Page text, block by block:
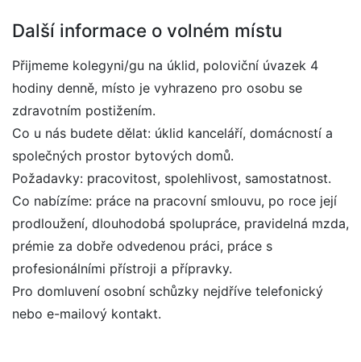
Další informace o volném místu
Přijmeme kolegyni/gu na úklid, poloviční úvazek 4
hodiny denně, místo je vyhrazeno pro osobu se
zdravotním postižením.
Co u nás budete dělat: úklid kanceláří, domácností a
společných prostor bytových domů.
Požadavky: pracovitost, spolehlivost, samostatnost.
Co nabízíme: práce na pracovní smlouvu, po roce její
prodloužení, dlouhodobá spolupráce, pravidelná mzda,
prémie za dobře odvedenou práci, práce s
profesionálními přístroji a přípravky.
Pro domluvení osobní schůzky nejdříve telefonický
nebo e-mailový kontakt.